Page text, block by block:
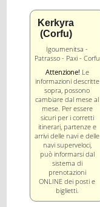
Kerkyra
(Corfu)
Igoumenitsa -
Patrasso - Paxi - Corfu
Attenzione! Le
informazioni descritte
sopra, possono
cambiare dal mese al
mese. Per essere
sicuri per i corretti
itinerari, partenze e
arrivi delle navi e delle
navi superveloci,
può informarsi dal
sistema di
prenotazioni
ONLINE dei posti e
biglietti.